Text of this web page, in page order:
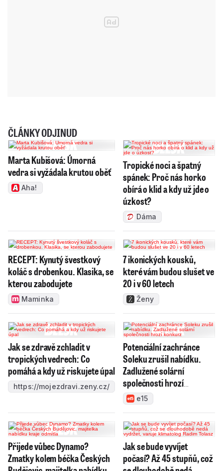
ČLÁNKY ODJINUD
Marta Kubišová: Úmorná
vedra si vyžádala krutou oběť
Aha!
Tropické noci a špatný
spánek: Proč nás horko
obírá o klid a kdy už jde o
úzkost?
Dáma
RECEPT: Kynutý švestkový
koláč s drobenkou. Klasika, se
kterou zabodujete
Maminka
7 ikonických kousků,
které vám budou slušet ve
20 i v 60 letech
Ženy
Jak se zdravě zchladit v
tropických vedrech: Co
pomáhá a kdy už riskujete úpal
https://mojezdravi.zeny.cz/
Potenciální zachránce
Soleku zrušil nabídku.
Zadlužené solární
společnosti hrozí
konkurz
e15
Přijede vůbec Dynamo?
Zmatky kolem béčka Českých
Jak se bude vyvíjet
počasí? Až 45 stupňů, což